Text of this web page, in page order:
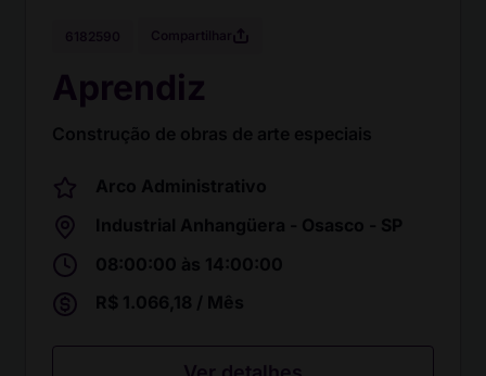
Aprendiz
Construção de obras de arte especiais
Arco Administrativo
Industrial Anhangüera - Osasco - SP
08:00:00 às 14:00:00
R$ 1.066,18 / Mês